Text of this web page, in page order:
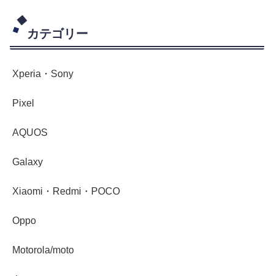
カテゴリー
Xperia・Sony
Pixel
AQUOS
Galaxy
Xiaomi・Redmi・POCO
Oppo
Motorola/moto